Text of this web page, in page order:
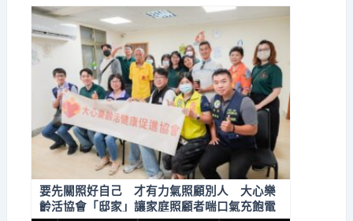
要先關照好自己 才有力氣照顧別人 大心樂
齡活協會「邸家」讓家庭照顧者喘口氣充飽電